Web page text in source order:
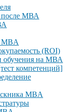
после МВА
MBA
(ROI)
обучения на МВА
компетенций]
MBA